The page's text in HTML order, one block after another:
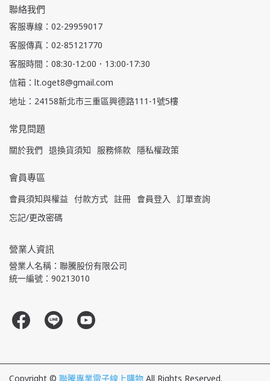
聯絡我們
客服專線：02-29959017
客服傳真：02-85121770
客服時間：08:30-12:00．13:00-17:30
信箱：lt.oget8@gmail.com
地址：24158新北市三重區興德路111-1號5樓
常見問題
關於我們 退換貨須知 服務條款 隱私權政策
會員專區
會員須知與權益 付款方式 註冊 會員登入
訂單查詢
忘記/更改密碼
營業人資訊
營業人名稱：聯騰股份有限公司
統一編號：90213010
Copyright © 聯騰專業電子線上購物 All Rights Reserved.